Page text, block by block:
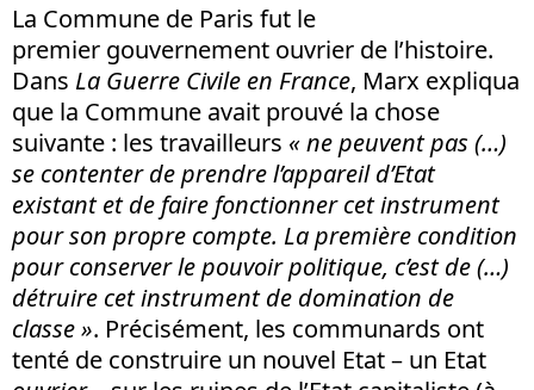
La Commune de Paris fut le
premier gouvernement ouvrier de l’histoire.
Dans La Guerre Civile en France, Marx expliqua
que la Commune avait prouvé la chose
suivante : les travailleurs «ne peuvent pas (…)
se contenter de prendre l’appareil d’Etat
existant et de faire fonctionner cet instrument
pour son propre compte. La première condition
pour conserver le pouvoir politique, c’est de (…)
détruire cet instrument de domination de
classe». Précisément, les communards ont
tenté de construire un nouvel Etat – un Etat